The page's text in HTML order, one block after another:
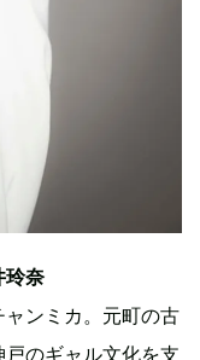
玲奈
ンミカ。元町の古
のギャル文化を支